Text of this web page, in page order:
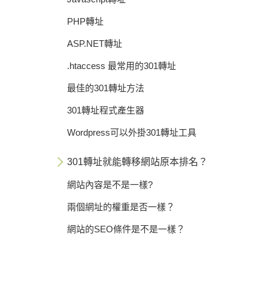
PHP轉址
ASP.NET轉址
.htaccess 最常用的301轉址
最佳的301轉址方法
301轉址程式產生器
Wordpress可以外掛301轉址工具
301轉址就能轉移網站原本排名？
網站內容是不是一樣?
兩個網址的權重是否一樣？
網站的SEO條件是不是一樣？